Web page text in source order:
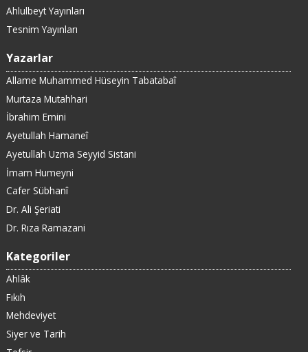
Ahlulbeyt Yayınları
Tesnim Yayınları
Yazarlar
Allame Muhammed Hüseyin Tabatabaî
Murtaza Mutahhari
İbrahim Emini
Ayetullah Hamaneî
Ayetullah Uzma Seyyid Sistani
İmam Humeyni
Cafer Sübhanî
Dr. Ali Şeriati
Dr. Rıza Ramazani
Kategoriler
Ahlâk
Fıkıh
Mehdeviyet
Siyer ve Tarih